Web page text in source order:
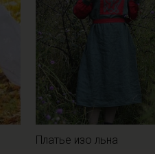
Платье изо льна